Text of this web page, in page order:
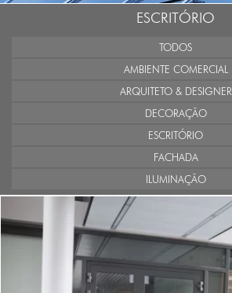
ESCRITÓRIO
TODOS
AMBIENTE COMERCIAL
ARQUITETO & DESIGNER
DECORAÇÃO
ESCRITÓRIO
FACHADA
ILUMINAÇÃO